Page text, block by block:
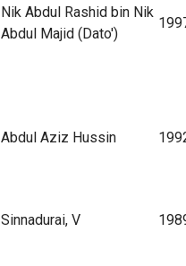
Nik Abdul Rashid bin Nik
Abdul Majid (Dato')
Abdul Aziz Hussin
Sinnadurai, V